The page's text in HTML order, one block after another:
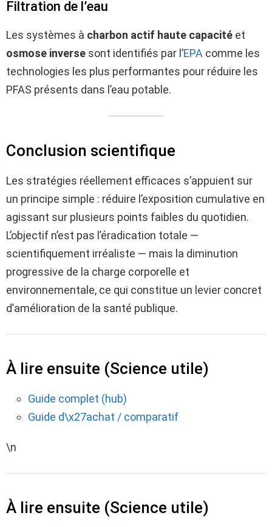
Filtration de l’eau
Les systèmes à charbon actif haute capacité et
osmose inverse sont identifiés par l’EPA comme les
technologies les plus performantes pour réduire les
PFAS présents dans l’eau potable.
Conclusion scientifique
Les stratégies réellement efficaces s’appuient sur
un principe simple : réduire l’exposition cumulative en
agissant sur plusieurs points faibles du quotidien.
L’objectif n’est pas l’éradication totale —
scientifiquement irréaliste — mais la diminution
progressive de la charge corporelle et
environnementale, ce qui constitue un levier concret
d’amélioration de la santé publique.
À lire ensuite (Science utile)
Guide complet (hub)
Guide d\x27achat / comparatif
\n
À lire ensuite (Science utile)